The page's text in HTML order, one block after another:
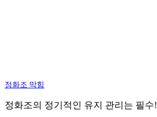
정화조 막힘
정화조의 정기적인 유지 관리는 필수!